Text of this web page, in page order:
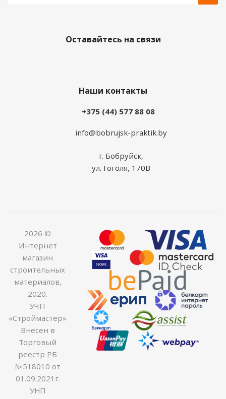
Оставайтесь на связи
Наши контакты
+375 (44) 577 88 08
info@bobrujsk-praktik.by
г. Бобруйск,
ул. Гоголя, 170В
2026 ©
Интернет
магазин
строительных
материалов,
2020.
УЧП
«Строймастер»
Внесен в
Торговый
реестр РБ
№518010 от
01.09.2021г.
УНП